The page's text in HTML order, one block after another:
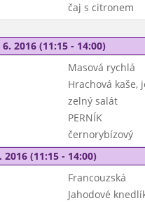
čaj s citronem
2016 (11:15 - 14:00)
Masová rychlá
Hrachová kaše,
zelný salát
PERNÍK
černorybízový
2016 (11:15 - 14:00)
Francouzská
Jahodové